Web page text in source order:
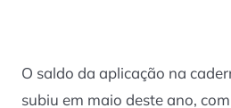
O saldo da aplicação na
subiu em maio deste ano,